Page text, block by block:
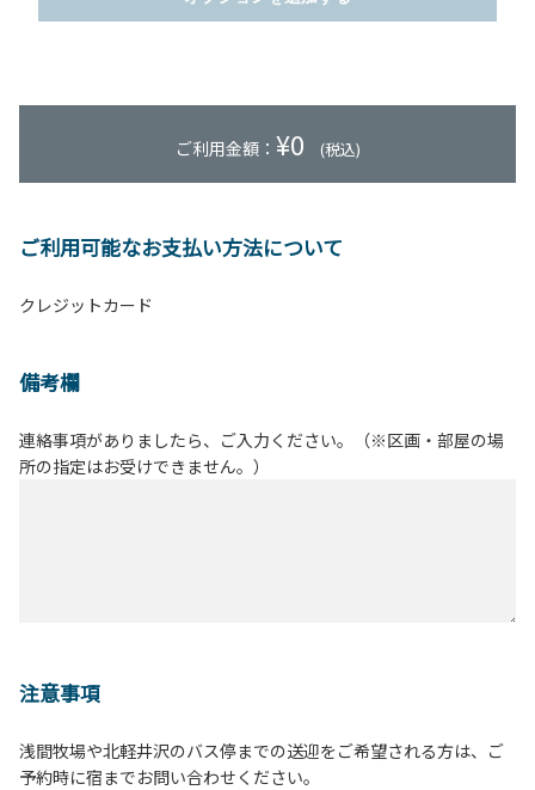
ご利用金額： ¥0 (税込)
ご利用可能なお支払い方法について
クレジットカード
備考欄
連絡事項がありましたら、ご入力ください。（※区画・部屋の場
所の指定はお受けできません。）
注意事項
浅間牧場や北軽井沢のバス停までの送迎をご希望される方は、ご
予約時に宿までお問い合わせください。